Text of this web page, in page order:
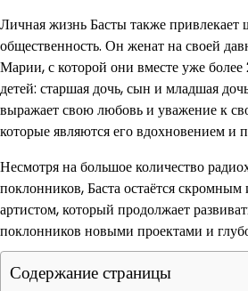
Личная жизнь Басты также
общественность. Он женат на своей
Марии, с которой они вместе уже
детей: старшая дочь, сын и младшая
выражает свою любовь и уважение к
которые являются его вдохновением и
Несмотря на большое количество
поклонников, Баста остаётся
артистом, который продолжает
поклонников новыми проектами и
Содержание страницы